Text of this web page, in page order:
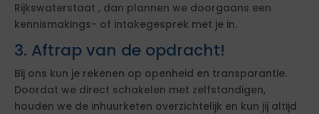
Rijkswaterstaat , dan plannen we doorgaans een
kennismakings- of intakegesprek met je in.
3. Aftrap van de opdracht!
Bij ons kun je rekenen op openheid en transparantie.
Doordat we direct schakelen met zelfstandigen,
houden we de inhuurketen overzichtelijk en kun jij altijd